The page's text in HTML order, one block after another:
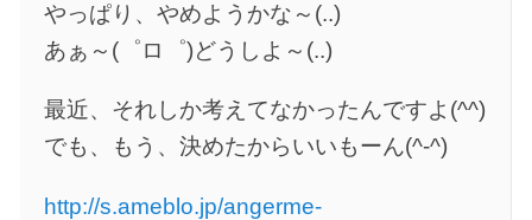
やっぱり、やめようかな～(..)
あぁ～(゜ロ゜)どうしよ～(..)
最近、それしか考えてなかったんですよ(^^)
でも、もう、決めたからいいもーん(^-^)
http://s.ameblo.jp/angerme-